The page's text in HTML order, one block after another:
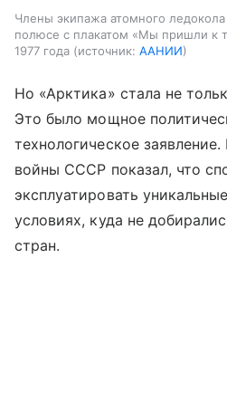
Члены экипажа атомного
полюсе с плакатом «Мы пришли к
1977 года
источник: ААНИИ
Но «Арктика» стала не
Это было мощное
технологическое
войны СССР показал, что
эксплуатировать
условиях, куда не
стран.